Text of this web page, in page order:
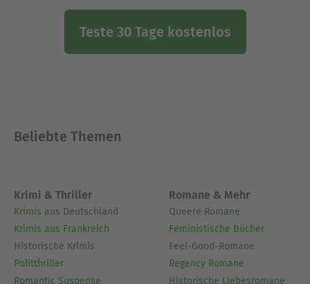
Teste 30 Tage kostenlos
Beliebte Themen
Krimi & Thriller
Krimis aus Deutschland
Krimis aus Frankreich
Historische Krimis
Politthriller
Romantic Suspense
Romane & Mehr
Queere Romane
Feministische Bücher
Feel-Good-Romane
Regency Romane
Historische Liebesromane